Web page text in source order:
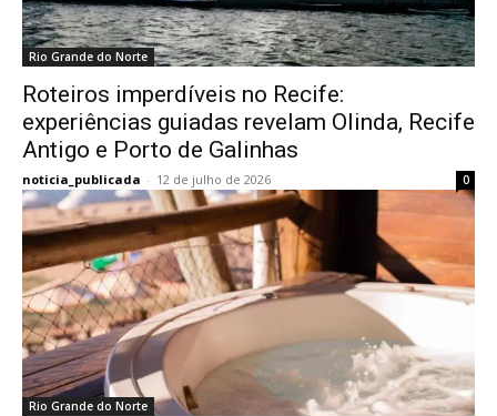
Rio Grande do Norte
Roteiros imperdíveis no Recife:
experiências guiadas revelam Olinda, Recife
Antigo e Porto de Galinhas
noticia_publicada - 12 de julho de 2026 0
Rio Grande do Norte